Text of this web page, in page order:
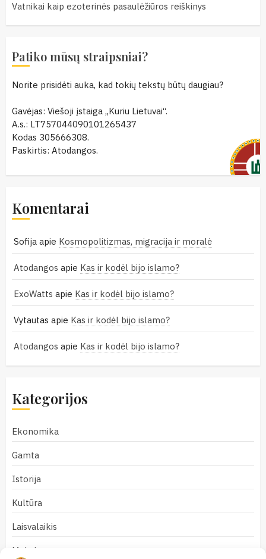
Vatnikai kaip ezoterinės pasaulėžiūros reiškinys
Patiko mūsų straipsniai?
Norite prisidėti auka, kad tokių tekstų būtų daugiau?
Gavėjas: Viešoji įstaiga „Kuriu Lietuvai“.
A.s.: LT757044090101265437
Kodas 305666308.
Paskirtis: Atodangos.
Komentarai
Sofija apie Kosmopolitizmas, migracija ir moralė
Atodangos apie Kas ir kodėl bijo islamo?
ExoWatts apie Kas ir kodėl bijo islamo?
Vytautas apie Kas ir kodėl bijo islamo?
Atodangos apie Kas ir kodėl bijo islamo?
Kategorijos
Ekonomika
Gamta
Istorija
Kultūra
Laisvalaikis
Mokslas